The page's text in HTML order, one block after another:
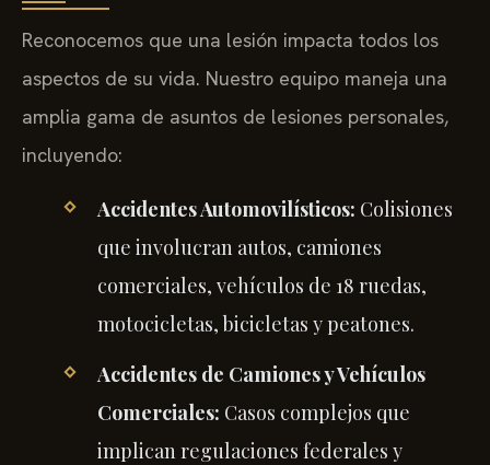
Reconocemos que una lesión impacta todos los
aspectos de su vida. Nuestro equipo maneja una
amplia gama de asuntos de lesiones personales,
incluyendo:
Accidentes Automovilísticos: Colisiones
que involucran autos, camiones
comerciales, vehículos de 18 ruedas,
motocicletas, bicicletas y peatones.
Accidentes de Camiones y Vehículos
Comerciales: Casos complejos que
implican regulaciones federales y